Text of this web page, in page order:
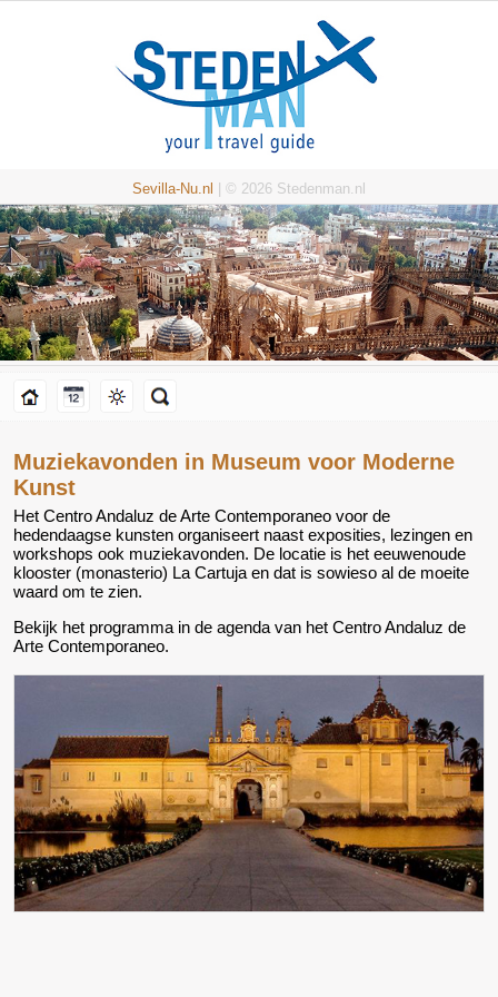
Sevilla-Nu.nl | © 2026 Stedenman.nl
Muziekavonden in Museum voor Moderne
Kunst
Het Centro Andaluz de Arte Contemporaneo voor de
hedendaagse kunsten organiseert naast exposities, lezingen en
workshops ook muziekavonden. De locatie is het eeuwenoude
klooster (monasterio) La Cartuja en dat is sowieso al de moeite
waard om te zien.
Bekijk het programma in de agenda van het Centro Andaluz de
Arte Contemporaneo.